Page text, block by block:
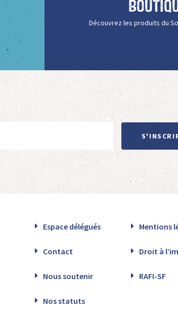
Découvrez les produits du
Espace délégués Mentions
Contact Droit à
Nous soutenir RAFI-SF
Nos statuts